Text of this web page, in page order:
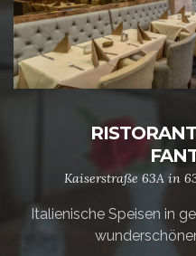
Kaiserstraße 63A in
Italienische Speisen in